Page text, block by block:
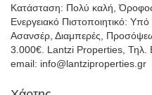
Κατάσταση: Πολύ καλή,
Ενεργειακό Πιστοποιητικό:
Ασανσέρ, Διαμπερές,
3.000€. Lantzi Properties, Τηλ.
email: info@lantziproperties.gr